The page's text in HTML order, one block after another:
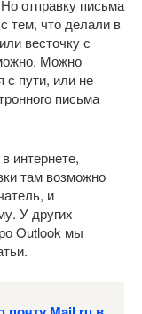
отправку письма
тем, что делали в
весточку с
Можно
с пути, или не
письма
интернете,
там возможно
и
У других
Outlook мы